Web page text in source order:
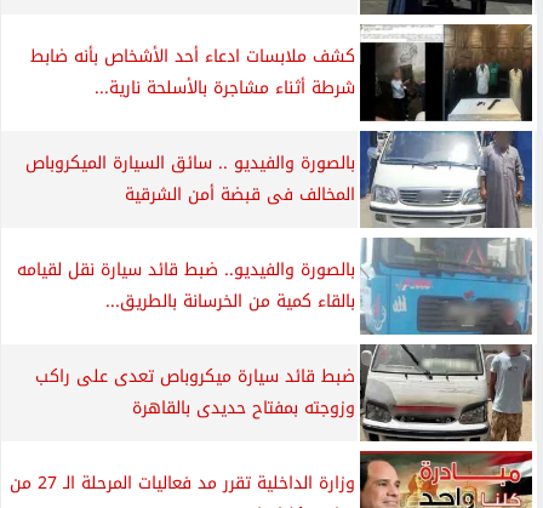
كشف ملابسات ادعاء أحد الأشخاص بأنه ضابط
شرطة أثناء مشاجرة بالأسلحة نارية...
بالصورة والفيديو .. سائق السيارة الميكروباص
المخالف فى قبضة أمن الشرقية
بالصورة والفيديو.. ضبط قائد سيارة نقل لقيامه
بالقاء كمية من الخرسانة بالطريق...
ضبط قائد سيارة ميكروباص تعدى على راكب
وزوجته بمفتاح حديدى بالقاهرة
وزارة الداخلية تقرر مد فعاليات المرحلة الـ 27 من